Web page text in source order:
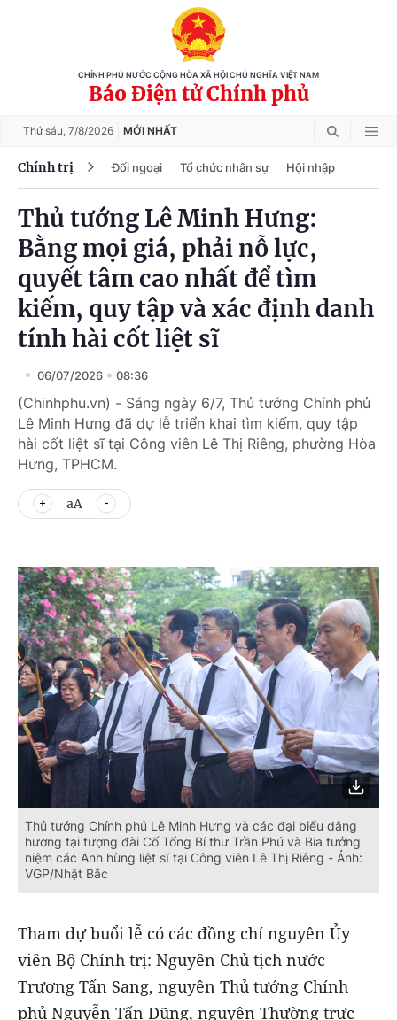
CHÍNH PHỦ NƯỚC CỘNG HÒA XÃ HỘI CHỦ NGHĨA VIỆT NAM
Báo Điện tử Chính phủ
Thứ sáu, 7/8/2026 MỚI NHẤT
Chính trị Đối ngoại Tổ chức nhân sự Hội nhập
Thủ tướng Lê Minh Hưng:
Bằng mọi giá, phải nỗ lực,
quyết tâm cao nhất để tìm
kiếm, quy tập và xác định danh
tính hài cốt liệt sĩ
06/07/2026 08:36
(Chinhphu.vn) - Sáng ngày 6/7, Thủ tướng Chính phủ
Lê Minh Hưng đã dự lễ triển khai tìm kiếm, quy tập
hài cốt liệt sĩ tại Công viên Lê Thị Riêng, phường Hòa
Hưng, TPHCM.
aA
Thủ tướng Chính phủ Lê Minh Hưng và các đại biểu dâng
hương tại tượng đài Cố Tổng Bí thư Trần Phú và Bia tưởng
niệm các Anh hùng liệt sĩ tại Công viên Lê Thị Riêng - Ảnh:
VGP/Nhật Bắc
Tham dự buổi lễ có các đồng chí nguyên Ủy
viên Bộ Chính trị: Nguyên Chủ tịch nước
Trương Tấn Sang, nguyên Thủ tướng Chính
phủ Nguyễn Tấn Dũng, nguyên Thường trực